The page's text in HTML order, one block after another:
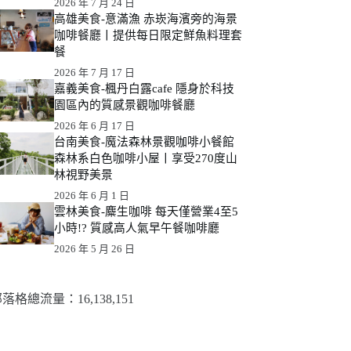
2026 年 7 月 24 日
高雄美食-意滿漁 赤崁海濱旁的海景
咖啡餐廳丨提供每日限定鮮魚料理套
餐
2026 年 7 月 17 日
嘉義美食-楓丹白露cafe 隱身於科技
園區內的質感景觀咖啡餐廳
2026 年 6 月 17 日
台南美食-魔法森林景觀咖啡小餐館
森林系白色咖啡小屋丨享受270度山
林視野美景
2026 年 6 月 1 日
雲林美食-麋生咖啡 每天僅營業4至5
小時!? 質感高人氣早午餐咖啡廳
2026 年 5 月 26 日
格總流量：​16,138,151